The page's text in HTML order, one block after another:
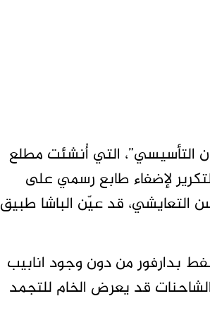
التأسيسي”، التي أُنشئت مطلع
لإضفاء طابع رسمي على
التعايشي، قد عيّن الباشا طبيق
بدارفور من دون وجود انابيب
قد يعرض الخام للتجمد